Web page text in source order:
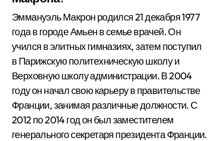
Эммануэль Макрон родился 21 декабря 1977
года в городе Амьен в семье врачей. Он
учился в элитных гимназиях, затем поступил
в Парижскую политехническую школу и
Верховную школу администрации. В 2004
году он начал свою карьеру в правительстве
Франции, занимая различные должности. С
2012 по 2014 год он был заместителем
генерального секретаря президента Франции.